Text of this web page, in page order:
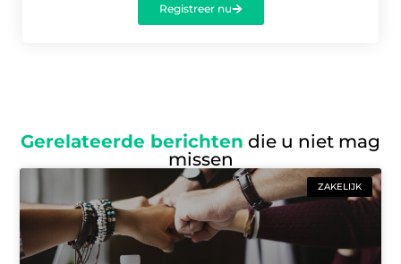
Registreer nu
Gerelateerde berichten die u niet mag
missen
ZAKELIJK